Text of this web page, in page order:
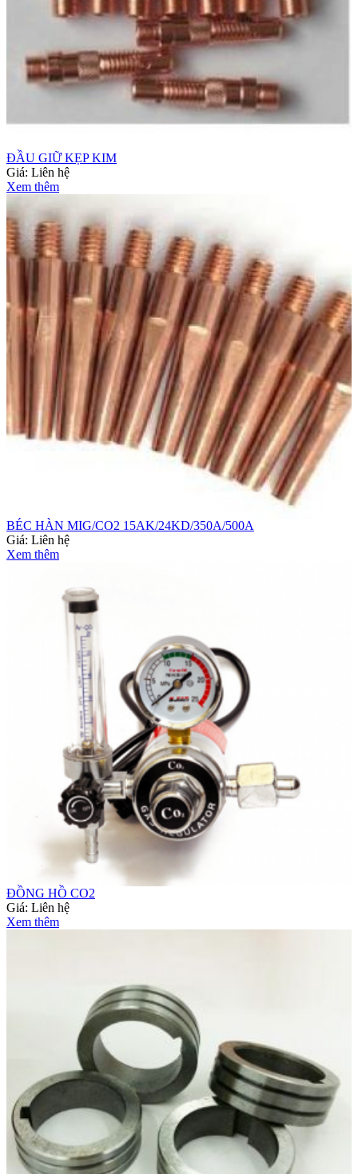
ĐẦU GIỮ KẸP KIM
Giá: Liên hệ
Xem thêm
BÉC HÀN MIG/CO2 15AK/24KD/350A/500A
Giá: Liên hệ
Xem thêm
ĐỒNG HỒ CO2
Giá: Liên hệ
Xem thêm